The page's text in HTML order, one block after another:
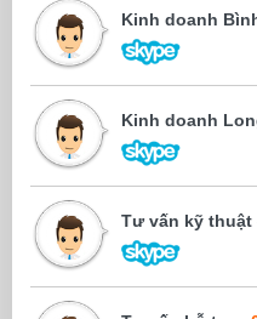
Kinh doanh
Kinh doanh
Tư vấn kỹ thuật